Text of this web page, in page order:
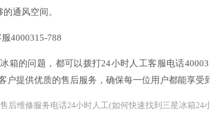
通风空间。
4000315-788
箱的问题，都可以拨打24小时人工客服电话
户提供优质的售后服务，确保每一位用户都能享受
后维修服务电话24小时人工(如何快速找到三星冰箱24